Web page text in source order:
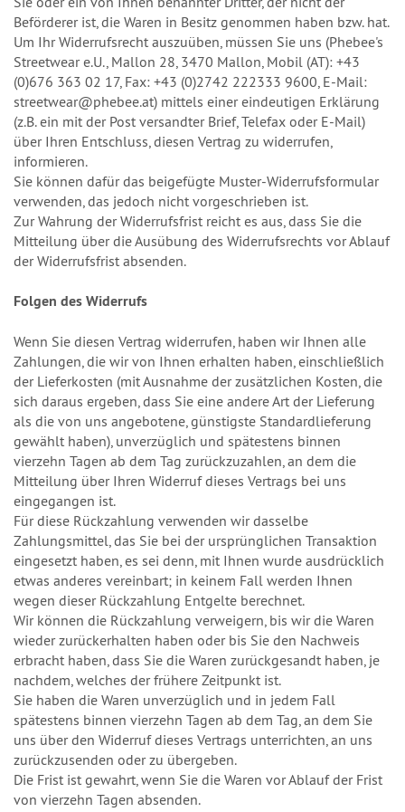
Beförderer ist, die Waren in Besitz genommen haben bzw. hat.
Um Ihr Widerrufsrecht auszuüben, müssen Sie uns (Phebee's
Streetwear e.U., Mallon 28, 3470 Mallon, Mobil (AT): +43
(0)676 363 02 17, Fax: +43 (0)2742 222333 9600, E-Mail:
streetwear@phebee.at) mittels einer eindeutigen Erklärung
(z.B. ein mit der Post versandter Brief, Telefax oder E-Mail)
über Ihren Entschluss, diesen Vertrag zu widerrufen,
informieren.
Sie können dafür das beigefügte Muster-Widerrufsformular
verwenden, das jedoch nicht vorgeschrieben ist.
Zur Wahrung der Widerrufsfrist reicht es aus, dass Sie die
Mitteilung über die Ausübung des Widerrufsrechts vor Ablauf
der Widerrufsfrist absenden.
Folgen des Widerrufs
Wenn Sie diesen Vertrag widerrufen, haben wir Ihnen alle
Zahlungen, die wir von Ihnen erhalten haben, einschließlich
der Lieferkosten (mit Ausnahme der zusätzlichen Kosten, die
sich daraus ergeben, dass Sie eine andere Art der Lieferung
als die von uns angebotene, günstigste Standardlieferung
gewählt haben), unverzüglich und spätestens binnen
vierzehn Tagen ab dem Tag zurückzuzahlen, an dem die
Mitteilung über Ihren Widerruf dieses Vertrags bei uns
eingegangen ist.
Für diese Rückzahlung verwenden wir dasselbe
Zahlungsmittel, das Sie bei der ursprünglichen Transaktion
eingesetzt haben, es sei denn, mit Ihnen wurde ausdrücklich
etwas anderes vereinbart; in keinem Fall werden Ihnen
wegen dieser Rückzahlung Entgelte berechnet.
Wir können die Rückzahlung verweigern, bis wir die Waren
wieder zurückerhalten haben oder bis Sie den Nachweis
erbracht haben, dass Sie die Waren zurückgesandt haben, je
nachdem, welches der frühere Zeitpunkt ist.
Sie haben die Waren unverzüglich und in jedem Fall
spätestens binnen vierzehn Tagen ab dem Tag, an dem Sie
uns über den Widerruf dieses Vertrags unterrichten, an uns
zurückzusenden oder zu übergeben.
Die Frist ist gewahrt, wenn Sie die Waren vor Ablauf der Frist
von vierzehn Tagen absenden.